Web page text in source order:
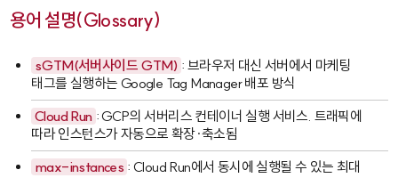
용어 설명(Glossary)
sGTM(서버사이드 GTM) : 브라우저 대신 서버에서 마케팅
태그를 실행하는 Google Tag Manager 배포 방식
Cloud Run : GCP의 서버리스 컨테이너 실행 서비스. 트래픽에
따라 인스턴스가 자동으로 확장·축소됨
max-instances : Cloud Run에서 동시에 실행될 수 있는 최대